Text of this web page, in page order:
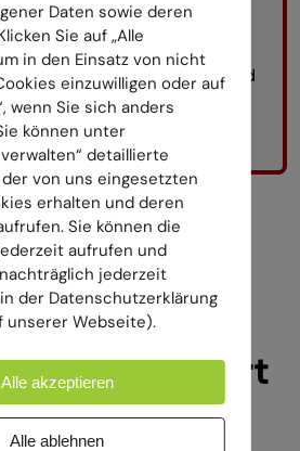
Seilzugangstechnik können
großen technischen Aufwand
für Sie: Minimale
Kostenersparnis.
funktioniert
Daten sowie deren
Sie auf „Alle
in den Einsatz von nicht
einzuwilligen oder auf
wenn Sie sich anders
können unter
detaillierte
von uns eingesetzten
erhalten und deren
Sie können die
aufrufen und
jederzeit
der Datenschutzerklärung
unserer Webseite).
Alle akzeptieren
Alle ablehnen